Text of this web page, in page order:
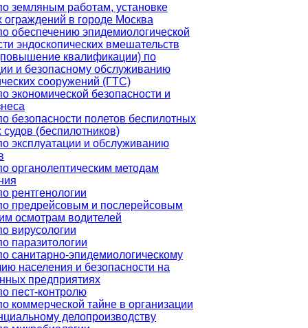
земляным работам, установке
в городе Москва
обеспечению эпидемиологической
эндоскопических вмешательств
квалификации) по
и безопасному обслуживанию
сооружений (ГТС)
экономической безопасности и
безопасности полетов беспилотных
(беспилотников)
эксплуатации и обслуживанию
органолептическим методам
рентгенологии
предрейсовым и послерейсовым
осмотрам водителей
вирусологии
паразитологии
санитарно-эпидемиологическому
населения и безопасности на
предприятиях
пест-контролю
коммерческой тайне в организации
делопроизводству